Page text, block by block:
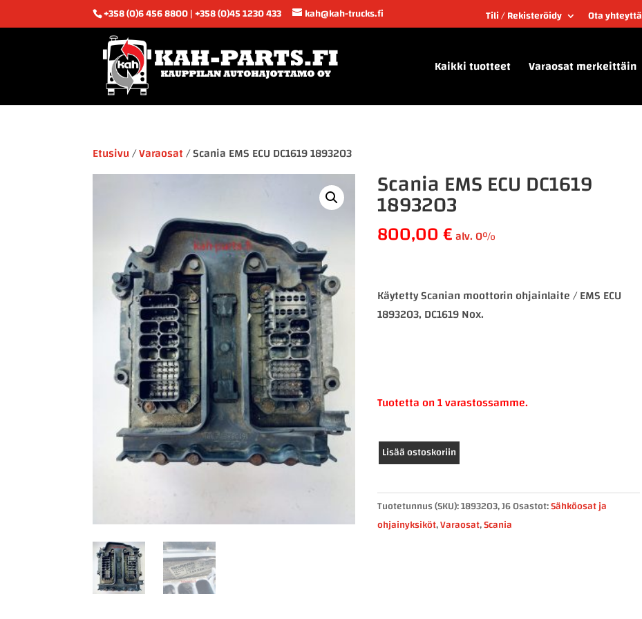
+358 (0)6 456 8800 | +358 (0)45 1230 433 kah@kah-trucks.fi Tili / Rekisteröidy Ota yhteyttä
Kaikki tuotteet Varaosat merkeittäin
Etusivu/Varaosat/ Scania EMS ECU DC1619 1893203
Scania EMS ECU DC1619
1893203
800,00€alv. 0%
Käytetty Scanian moottorin ohjainlaite / EMS ECU
1893203, DC1619 Nox.
Tuotetta on 1 varastossamme.
Scania
EMS
DC1619
1893203
Lisää ostoskoriin
Tuotetunnus (SKU):1893203, J6Osastot:Sähköosat ja
ohjainyksiköt,Varaosat,Scania